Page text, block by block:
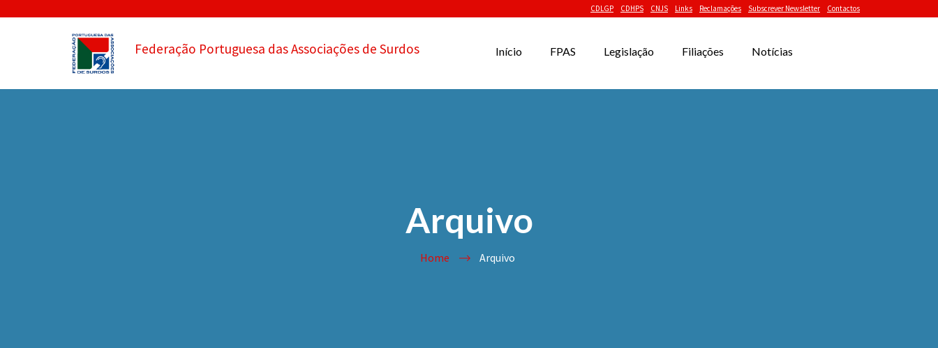
CDLGP CDHPS CNJS Links Reclamações Subscrever Newsletter Contactos
Federação Portuguesa das Associações de Surdos Início FPAS Legislação Filiações Notícias
Arquivo
Home Arquivo